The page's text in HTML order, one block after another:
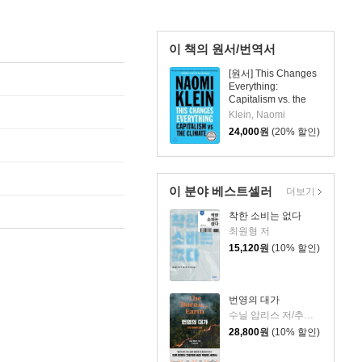
이 책의 원서/번역서
[원서] This Changes
Everything:
Capitalism vs. the
Climate
Klein, Naomi
24,000원 (20% 할인)
이 분야 베스트셀러
착한 소비는 없다
최원형 저
15,120원 (10% 할인)
번영의 대가
수닐 암리스 저/추선영 역
28,800원 (10% 할인)
더보기